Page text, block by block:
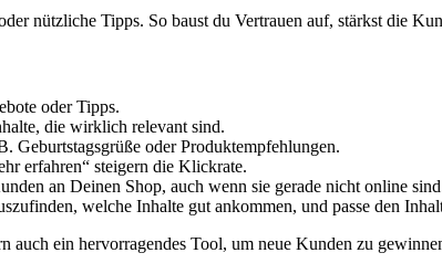
nützliche Tipps. So baust du Vertrauen auf, stärkst die
oder Tipps.
die wirklich relevant sind.
Geburtstagsgrüße oder Produktempfehlungen.
erfahren“ steigern die Klickrate.
an Deinen Shop, auch wenn sie gerade nicht online
welche Inhalte gut ankommen, und passe den
ein hervorragendes Tool, um neue Kunden zu